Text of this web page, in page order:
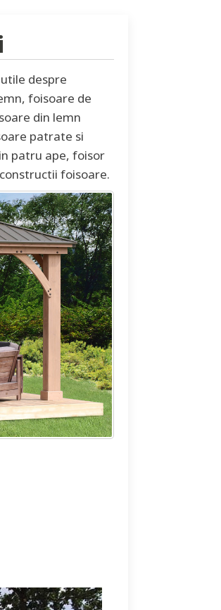
despre
foisoare de
din lemn
patrate si
patru ape, foisor
foisoare.